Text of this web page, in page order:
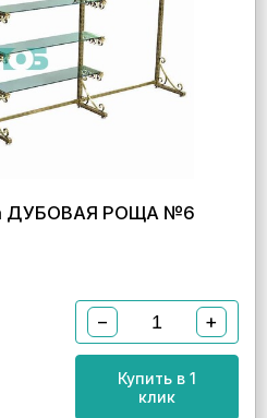
ДУБОВАЯ РОЩА №6
− +
Купить в 1
клик